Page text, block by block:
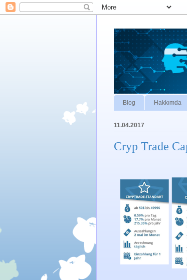
Blog Hakkımda
11.04.2017
Cryp Trade